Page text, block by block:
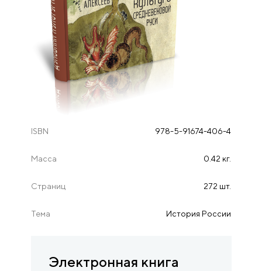
ISBN 978-5-91674-406-4
Масса 0.42 кг.
Страниц 272 шт.
Тема История России
Электронная книга